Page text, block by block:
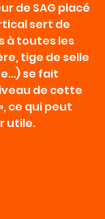
de SAG placé
sert de
à toutes les
tige de selle
se fait
de cette
ce qui peut
utile.